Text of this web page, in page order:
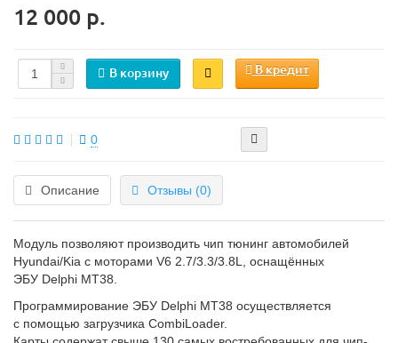
12 000 р.
В корзину В кредит
0
Описание Отзывы (0)
Модуль позволяют производить чип тюнинг автомобилей
Hyundai/Kia с моторами V6 2.7/3.3/3.8L, оснащённых
ЭБУ Delphi MT38.
Программирование ЭБУ Delphi MT38 осуществляется
с помощью загрузчика CombiLoader.